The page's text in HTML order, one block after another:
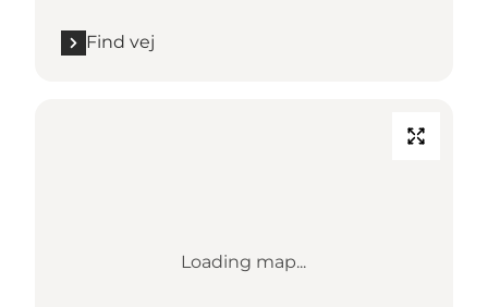
Find vej
Loading map...